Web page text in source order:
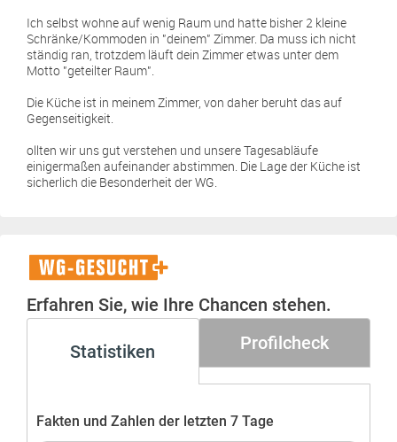
Ich selbst wohne auf wenig Raum und hatte bisher 2 kleine
Schränke/Kommoden in "deinem" Zimmer. Da muss ich nicht
ständig ran, trotzdem läuft dein Zimmer etwas unter dem
Motto "geteilter Raum".
Die Küche ist in meinem Zimmer, von daher beruht das auf
Gegenseitigkeit.
ollten wir uns gut verstehen und unsere Tagesabläufe
einigermaßen aufeinander abstimmen. Die Lage der Küche ist
sicherlich die Besonderheit der WG.
WG-
Gesucht+
Erfahren Sie, wie Ihre Chancen stehen.
Statistiken Profilcheck
Fakten und Zahlen der letzten 7 Tage